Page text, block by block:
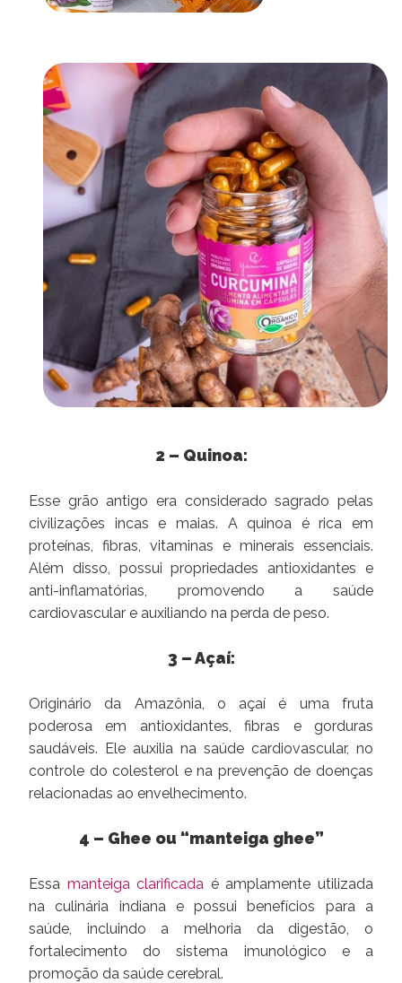
2 – Quinoa:
Esse grão antigo era considerado sagrado pelas
civilizações incas e maias. A quinoa é rica em
proteínas, fibras, vitaminas e minerais essenciais.
Além disso, possui propriedades antioxidantes e
anti-inflamatórias, promovendo a saúde
cardiovascular e auxiliando na perda de peso.
3 – Açaí:
Originário da Amazônia, o açaí é uma fruta
poderosa em antioxidantes, fibras e gorduras
saudáveis. Ele auxilia na saúde cardiovascular, no
controle do colesterol e na prevenção de doenças
relacionadas ao envelhecimento.
4 – Ghee ou “manteiga ghee”
Essa manteiga clarificada é amplamente utilizada
na culinária indiana e possui benefícios para a
saúde, incluindo a melhoria da digestão, o
fortalecimento do sistema imunológico e a
promoção da saúde cerebral.